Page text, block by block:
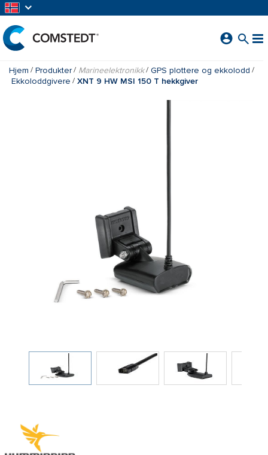
Hjem Produkter Marineelektronikk
GPS plottere og ekkolodd
Ekkoloddgivere
XNT 9 HW MSI 150 T hekkgiver